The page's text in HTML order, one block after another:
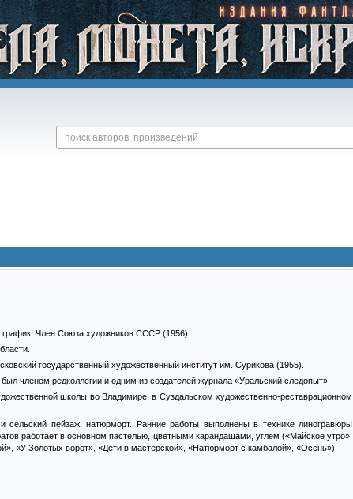
Член Союза художников СССР (1956).
государственный художественный институт им. Сурикова (1955).
членом редколлегии и одним из создателей журнала «Уральский следопыт».
школы во Владимире, в Суздальском художественно-реставрационном
сельский пейзаж, натюрморт. Ранние работы выполнены в технике линогравюры
работает в основном пастелью, цветными карандашами, углем («Майское утро»,
«У Золотых ворот», «Дети в мастерской», «Натюрморт с камбалой», «Осень»).